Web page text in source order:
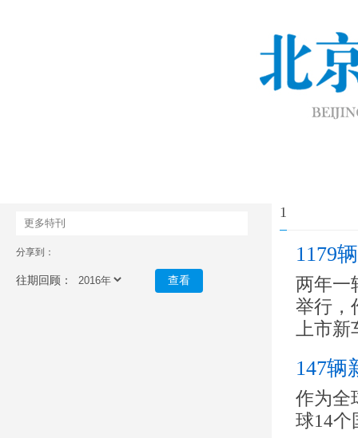
更多特刊
分享到：
往期回顾： 查看
1
1179
两年一
举行，
上市新
147辆
作为全
球14个